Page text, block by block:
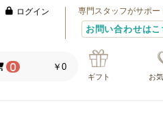
ログイン 専門スタッフがサポー
お問い合わせはこ
ギフト お
0 ￥0